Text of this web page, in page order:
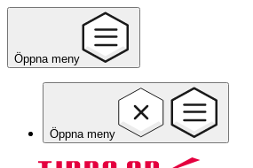
Öppna meny
Öppna meny